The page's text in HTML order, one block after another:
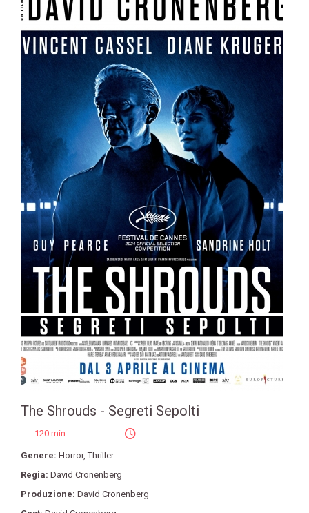
The Shrouds - Segreti Sepolti
120 min
Genere: Horror,Thriller
Regia: David Cronenberg
Produzione: David Cronenberg